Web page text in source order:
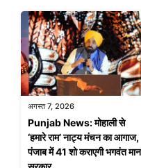
अगस्त 7, 2026
Punjab News: मोहाली से
‘हमारे राम’ नाट्य मंचन का आगाज,
पंजाब में 41 शो कराएगी भगवंत मान